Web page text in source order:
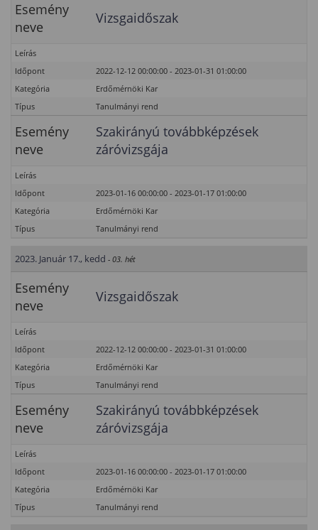
Esemény
neve
Vizsgaidőszak
Leírás
Időpont
2022-12-12 00:00:00 - 2023-01-31 01:00:00
Kategória
Erdőmérnöki Kar
Típus
Tanulmányi rend
Esemény
neve
Szakirányú továbbképzések
záróvizsgája
Leírás
Időpont
2023-01-16 00:00:00 - 2023-01-17 01:00:00
Kategória
Erdőmérnöki Kar
Típus
Tanulmányi rend
2023. Január 17., kedd - 03. hét
Esemény
neve
Vizsgaidőszak
Leírás
Időpont
2022-12-12 00:00:00 - 2023-01-31 01:00:00
Kategória
Erdőmérnöki Kar
Típus
Tanulmányi rend
Esemény
neve
Szakirányú továbbképzések
záróvizsgája
Leírás
Időpont
2023-01-16 00:00:00 - 2023-01-17 01:00:00
Kategória
Erdőmérnöki Kar
Típus
Tanulmányi rend